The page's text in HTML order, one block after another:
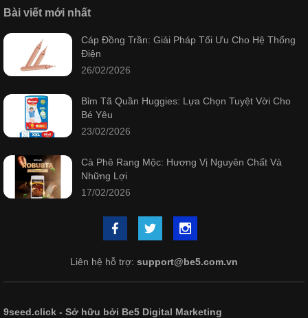
Bài viết mới nhất
Cáp Đồng Trần: Giải Pháp Tối Ưu Cho Hệ Thống
Điện
26/02/2026
Bỉm Tã Quần Huggies: Lựa Chọn Tuyệt Vời Cho
Bé Yêu
23/02/2026
Cà Phê Rang Mộc: Hương Vị Nguyên Chất Và
Những Lợi
17/02/2026
Liên hệ hỗ trợ: support@be5.com.vn
9seed.click - Sở hữu bởi Be5 Digital Marketing